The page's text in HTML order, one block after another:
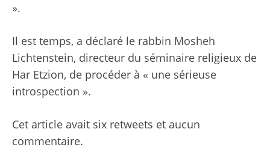
».
Il est temps, a déclaré le rabbin Mosheh
Lichtenstein, directeur du séminaire religieux de
Har Etzion, de procéder à « une sérieuse
introspection ».
Cet article avait six retweets et aucun
commentaire.